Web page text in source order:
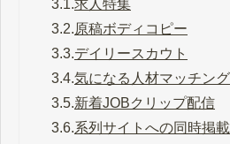
3.1.求人特集
3.2.原稿ボディコピー
3.3.デイリースカウト
3.4.気になる人材マッチング
3.5.新着JOBクリップ配信
3.6.系列サイトへの同時掲載